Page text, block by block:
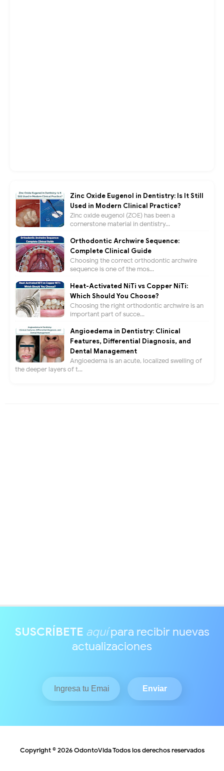
Zinc Oxide Eugenol in Dentistry: Is It Still
Used in Modern Clinical Practice?
Zinc oxide eugenol (ZOE) has been a
cornerstone material in dentistry...
Orthodontic Archwire Sequence:
Complete Clinical Guide
Choosing the correct orthodontic archwire
sequence is one of the mos...
Heat-Activated NiTi vs Copper NiTi:
Which Should You Choose?
Choosing the right orthodontic archwire is an
important part of succe...
Angioedema in Dentistry: Clinical
Features, Differential Diagnosis, and
Dental Management
Angioedema is an acute, localized swelling of
the deeper layers of t...
SUSCRÍBETE aquípara recibir nuevas
actualizaciones
Copyright ©2026 OdontoVidaTodos los derechos reservados